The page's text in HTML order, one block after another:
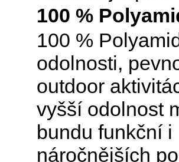
100 %
100 %
odolnosti,
outdoor
vyšší odolnost
bundu funkční
náročnějších